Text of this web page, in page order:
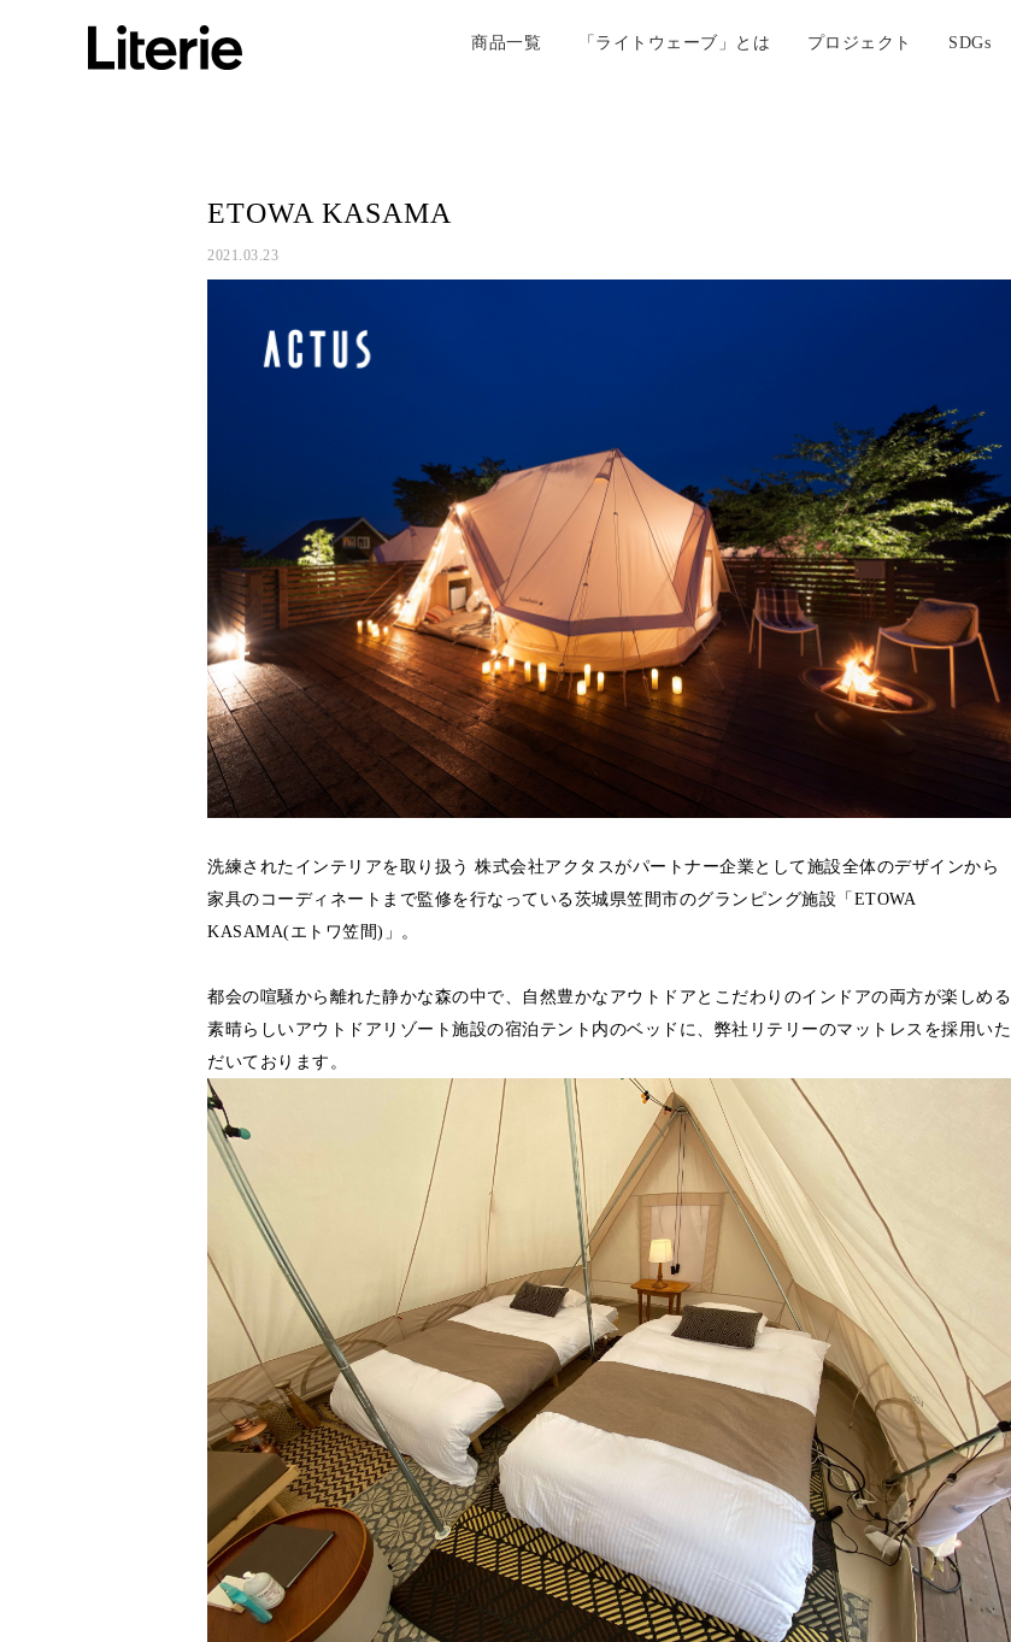
商品一覧 「ライトウェーブ」とは プロジェクト SDGs
ETOWA KASAMA
2021.03.23
洗練されたインテリアを取り扱う 株式会社アクタスがパートナー企業として施設全体のデザインから
家具のコーディネートまで監修を⾏なっている茨城県笠間市のグランピング施設「ETOWA
KASAMA(エトワ笠間)」。
都会の喧騒から離れた静かな森の中で、⾃然豊かなアウトドアとこだわりのインドアの両⽅が楽しめる
素晴らしいアウトドアリゾート施設の宿泊テント内のベッドに、弊社リテリーのマットレスを採⽤いた
だいております。